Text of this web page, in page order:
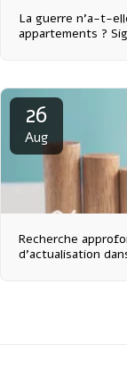
La guerre n'a-t-
appartements ?
26
Aug
Recherche
d'actualisation